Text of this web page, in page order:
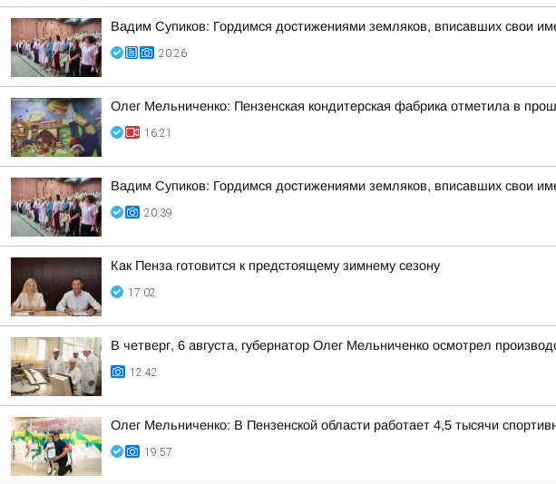
Вадим Супиков: Гордимся достижениями земляков, вписавших свои
20:26
Олег Мельниченко: Пензенская кондитерская фабрика отметила в
16:21
Вадим Супиков: Гордимся достижениями земляков, вписавших свои
20:39
Как Пенза готовится к предстоящему зимнему сезону
17:02
В четверг, 6 августа, губернатор Олег Мельниченко осмотрел
12:42
Олег Мельниченко: В Пензенской области работает 4,5 тысячи
19:57